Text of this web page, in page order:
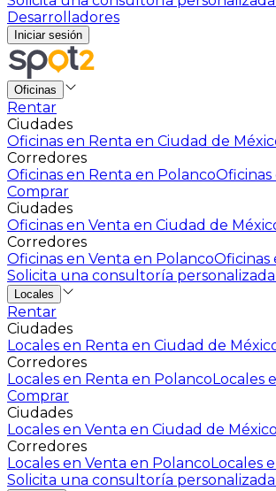
Desarrolladores
Iniciar sesión
Oficinas
Rentar
Ciudades
Oficinas en Renta en Ciudad de
Corredores
Oficinas en Renta en PolancoOficinas
Comprar
Ciudades
Oficinas en Venta en Ciudad de
Corredores
Oficinas en Venta en PolancoOficinas
Solicita una consultoría
Locales
Rentar
Ciudades
Locales en Renta en Ciudad de
Corredores
Locales en Renta en PolancoLocales
Comprar
Ciudades
Locales en Venta en Ciudad de México
Corredores
Locales en Venta en PolancoLocales
Solicita una consultoría